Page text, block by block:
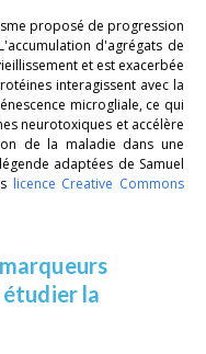
proposé de progression
d'agrégats de
et est exacerbée
interagissent avec la
microgliale, ce qui
neurotoxiques et accélère
de la maladie dans une
adaptées de Samuel
licence Creative Commons
la